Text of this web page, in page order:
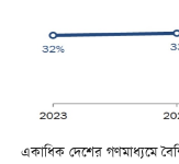
একাধিক দেশের গণমাধ্যমে